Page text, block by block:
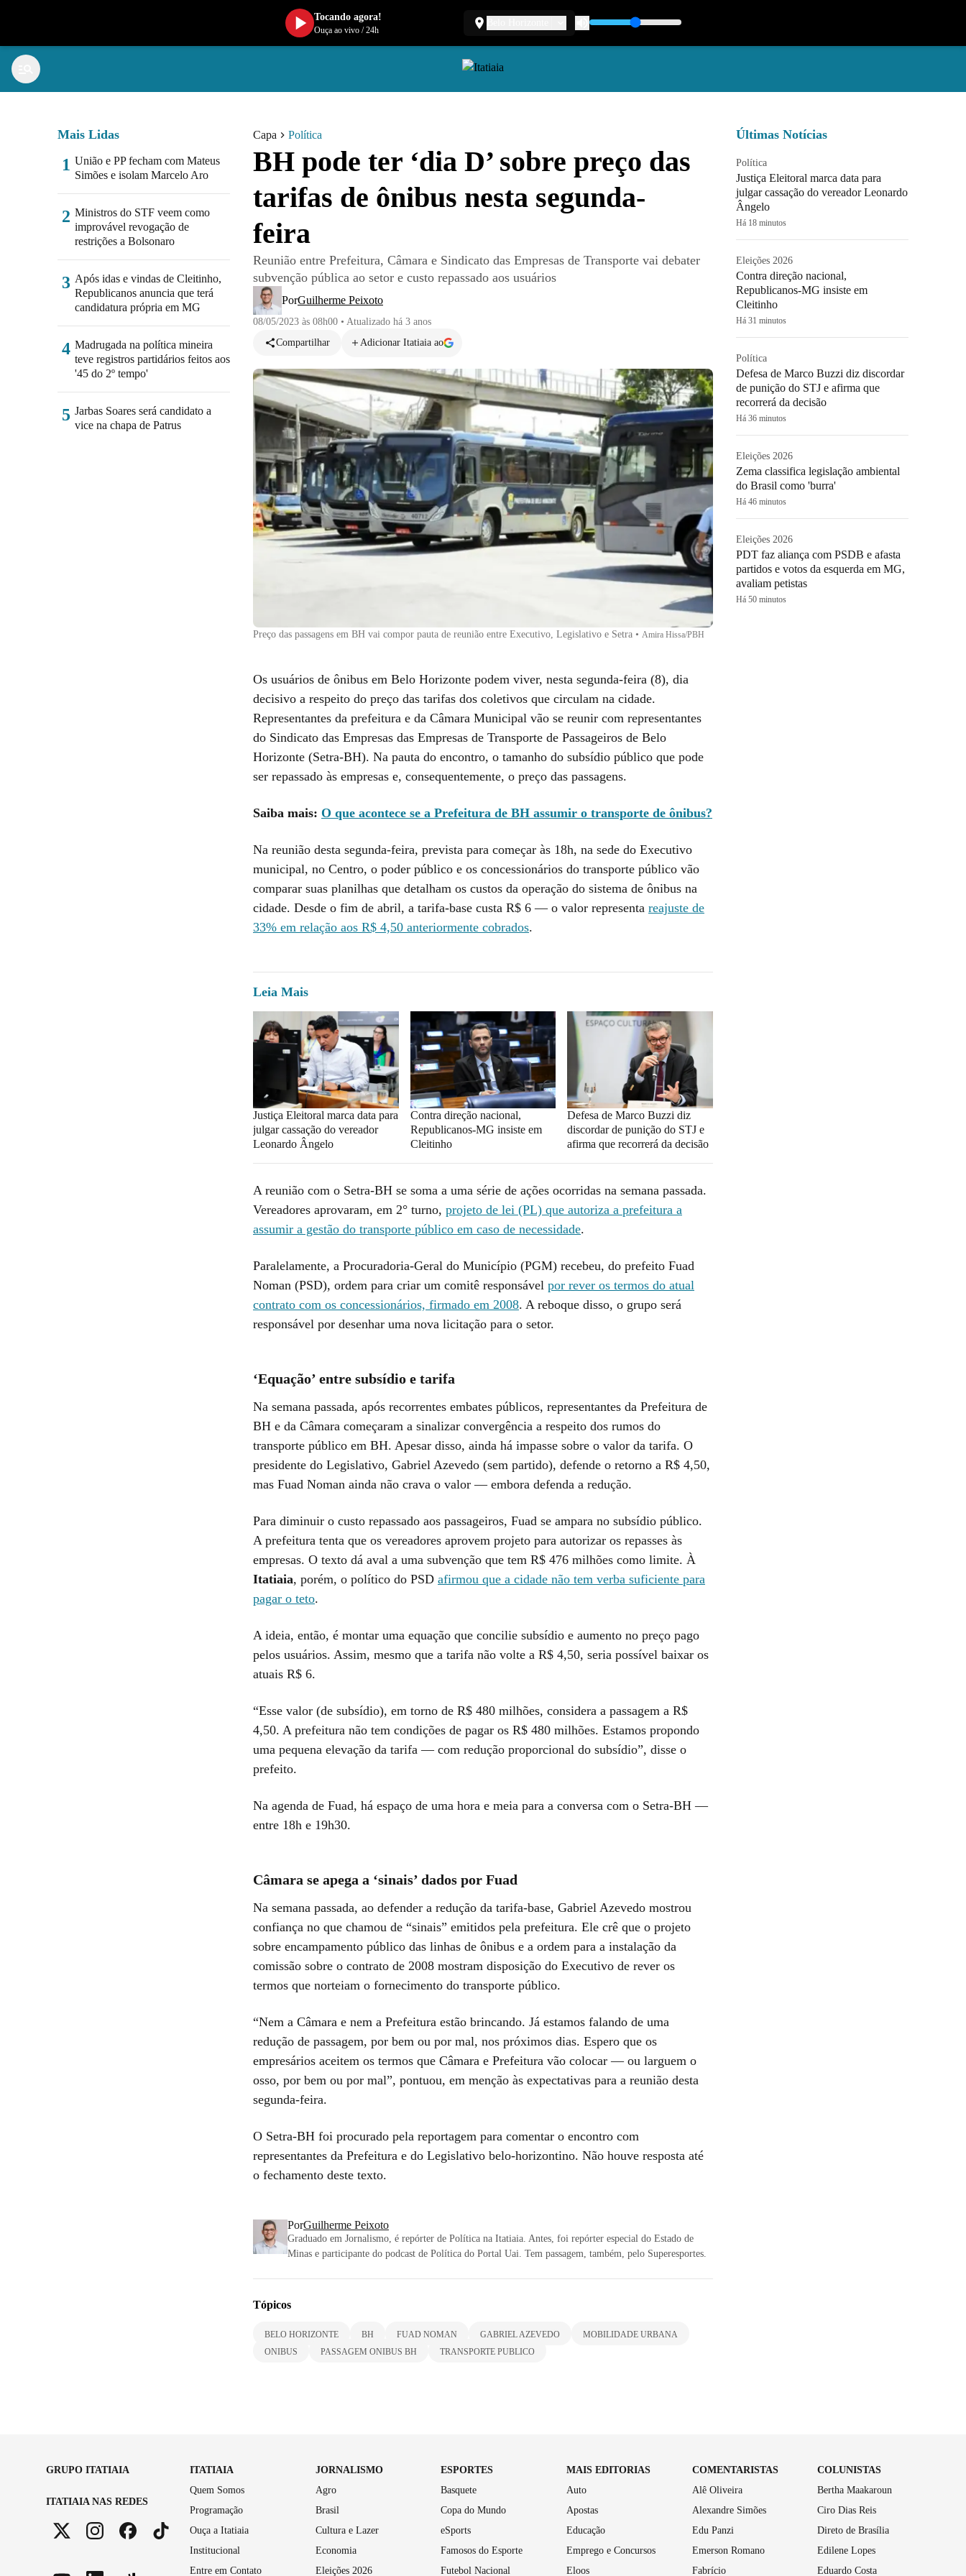
Capa Política
BH pode ter ‘dia D’ sobre preço das
tarifas de ônibus nesta segunda-
feira
Reunião entre Prefeitura, Câmara e Sindicato das Empresas de Transporte vai debater
subvenção pública ao setor e custo repassado aos usuários
PorGuilherme Peixoto
08/05/2023 às 08h00 • Atualizado há 3 anos
Compartilhar
Adicionar Itatiaia ao
Preço das passagens em BH vai compor pauta de reunião entre Executivo, Legislativo e Setra • Amira Hissa/PBH
Os usuários de ônibus em Belo Horizonte podem viver, nesta segunda-feira (8), dia
decisivo a respeito do preço das tarifas dos coletivos que circulam na cidade.
Representantes da prefeitura e da Câmara Municipal vão se reunir com representantes
do Sindicato das Empresas das Empresas de Transporte de Passageiros de Belo
Horizonte (Setra-BH). Na pauta do encontro, o tamanho do subsídio público que pode
ser repassado às empresas e, consequentemente, o preço das passagens.
Saiba mais: O que acontece se a Prefeitura de BH assumir o transporte de ônibus?
Na reunião desta segunda-feira, prevista para começar às 18h, na sede do Executivo
municipal, no Centro, o poder público e os concessionários do transporte público vão
comparar suas planilhas que detalham os custos da operação do sistema de ônibus na
cidade. Desde o fim de abril, a tarifa-base custa R$ 6 — o valor representa reajuste de
33% em relação aos R$ 4,50 anteriormente cobrados.
Leia Mais
Justiça Eleitoral marca data para
julgar cassação do vereador
Leonardo Ângelo
Contra direção nacional,
Republicanos-MG insiste em
Cleitinho
Defesa de Marco Buzzi diz
discordar de punição do STJ e
afirma que recorrerá da decisão
A reunião com o Setra-BH se soma a uma série de ações ocorridas na semana passada.
Vereadores aprovaram, em 2° turno, projeto de lei (PL) que autoriza a prefeitura a
assumir a gestão do transporte público em caso de necessidade.
Paralelamente, a Procuradoria-Geral do Município (PGM) recebeu, do prefeito Fuad
Noman (PSD), ordem para criar um comitê responsável por rever os termos do atual
contrato com os concessionários, firmado em 2008. A reboque disso, o grupo será
responsável por desenhar uma nova licitação para o setor.
‘Equação’ entre subsídio e tarifa
Na semana passada, após recorrentes embates públicos, representantes da Prefeitura de
BH e da Câmara começaram a sinalizar convergência a respeito dos rumos do
transporte público em BH. Apesar disso, ainda há impasse sobre o valor da tarifa. O
presidente do Legislativo, Gabriel Azevedo (sem partido), defende o retorno a R$ 4,50,
mas Fuad Noman ainda não crava o valor — embora defenda a redução.
Para diminuir o custo repassado aos passageiros, Fuad se ampara no subsídio público.
A prefeitura tenta que os vereadores aprovem projeto para autorizar os repasses às
empresas. O texto dá aval a uma subvenção que tem R$ 476 milhões como limite. À
Itatiaia, porém, o político do PSD afirmou que a cidade não tem verba suficiente para
pagar o teto.
A ideia, então, é montar uma equação que concilie subsídio e aumento no preço pago
pelos usuários. Assim, mesmo que a tarifa não volte a R$ 4,50, seria possível baixar os
atuais R$ 6.
“Esse valor (de subsídio), em torno de R$ 480 milhões, considera a passagem a R$
4,50. A prefeitura não tem condições de pagar os R$ 480 milhões. Estamos propondo
uma pequena elevação da tarifa — com redução proporcional do subsídio”, disse o
prefeito.
Na agenda de Fuad, há espaço de uma hora e meia para a conversa com o Setra-BH —
entre 18h e 19h30.
Câmara se apega a ‘sinais’ dados por Fuad
Na semana passada, ao defender a redução da tarifa-base, Gabriel Azevedo mostrou
confiança no que chamou de “sinais” emitidos pela prefeitura. Ele crê que o projeto
sobre encampamento público das linhas de ônibus e a ordem para a instalação da
comissão sobre o contrato de 2008 mostram disposição do Executivo de rever os
termos que norteiam o fornecimento do transporte público.
“Nem a Câmara e nem a Prefeitura estão brincando. Já estamos falando de uma
redução de passagem, por bem ou por mal, nos próximos dias. Espero que os
empresários aceitem os termos que Câmara e Prefeitura vão colocar — ou larguem o
osso, por bem ou por mal”, pontuou, em menção às expectativas para a reunião desta
segunda-feira.
O Setra-BH foi procurado pela reportagem para comentar o encontro com
representantes da Prefeitura e do Legislativo belo-horizontino. Não houve resposta até
o fechamento deste texto.
PorGuilherme Peixoto
Graduado em Jornalismo, é repórter de Política na Itatiaia. Antes, foi repórter especial do Estado de
Minas e participante do podcast de Política do Portal Uai. Tem passagem, também, pelo Superesportes.
Tópicos
BELO HORIZONTE BH FUAD NOMAN GABRIEL AZEVEDO
MOBILIDADE URBANA
ONIBUS
PASSAGEM ONIBUS BH TRANSPORTE PUBLICO
Mais Lidas
1 União e PP fecham com Mateus
Simões e isolam Marcelo Aro
2 Ministros do STF veem como
improvável revogação de
restrições a Bolsonaro
3 Após idas e vindas de Cleitinho,
Republicanos anuncia que terá
candidatura própria em MG
4 Madrugada na política mineira
teve registros partidários feitos aos
'45 do 2º tempo'
5 Jarbas Soares será candidato a
vice na chapa de Patrus
Últimas Notícias
Política
Justiça Eleitoral marca data para
julgar cassação do vereador Leonardo
Ângelo
Há 18 minutos
Eleições 2026
Contra direção nacional,
Republicanos-MG insiste em
Cleitinho
Há 31 minutos
Política
Defesa de Marco Buzzi diz discordar
de punição do STJ e afirma que
recorrerá da decisão
Há 36 minutos
Eleições 2026
Zema classifica legislação ambiental
do Brasil como 'burra'
Há 46 minutos
Eleições 2026
PDT faz aliança com PSDB e afasta
partidos e votos da esquerda em MG,
avaliam petistas
Há 50 minutos
GRUPO ITATIAIA
ITATIAIA NAS REDES
ITATIAIA
Quem Somos
Programação
Ouça a Itatiaia
Institucional
Entre em Contato
JORNALISMO
Agro
Brasil
Cultura e Lazer
Economia
Eleições 2026
ESPORTES
Basquete
Copa do Mundo
eSports
Famosos do Esporte
Futebol Nacional
MAIS EDITORIAS
Auto
Apostas
Educação
Emprego e Concursos
Eloos
COMENTARISTAS
Alê Oliveira
Alexandre Simões
Edu Panzi
Emerson Romano
Fabrício
COLUNISTAS
Bertha Maakaroun
Ciro Dias Reis
Direto de Brasília
Edilene Lopes
Eduardo Costa
Tocando agora!
Ouça ao vivo/24h